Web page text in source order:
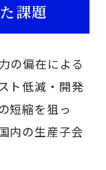
課題
の偏在による
ト低減・開発
短縮を狙っ
内の生産子会